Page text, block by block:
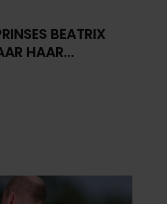
BEATRIX
HAAR